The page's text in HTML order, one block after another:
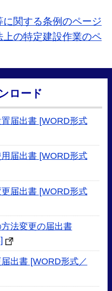
関する条例のページ
の特定建設作業のペ
ロード
置届出書 [WORD形式
用届出書 [WORD形式
更届出書 [WORD形式
方法変更の届出書
出書 [WORD形式／